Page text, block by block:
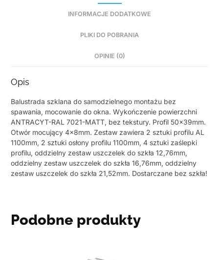
INFORMACJE DODATKOWE
PLIKI DO POBRANIA
OPINIE (0)
Opis
Balustrada szklana do samodzielnego montażu bez
spawania, mocowanie do okna. Wykończenie powierzchni
ANTRACYT-RAL 7021-MATT, bez tekstury. Profil 50x39mm.
Otwór mocujący 4x8mm. Zestaw zawiera 2 sztuki profilu AL
1100mm, 2 sztuki osłony profilu 1100mm, 4 sztuki zaślepki
profilu, oddzielny zestaw uszczelek do szkła 12,76mm,
oddzielny zestaw uszczelek do szkła 16,76mm, oddzielny
zestaw uszczelek do szkła 21,52mm. Dostarczane bez szkła!
Podobne produkty